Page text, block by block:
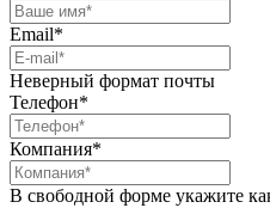
Email*
Неверный формат почты
Телефон*
Компания*
В свободной форме укажите